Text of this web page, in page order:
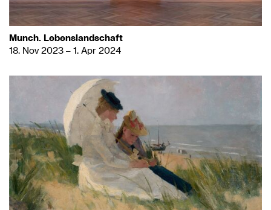
Munch. Lebenslandschaft
18. Nov 2023 – 1. Apr 2024